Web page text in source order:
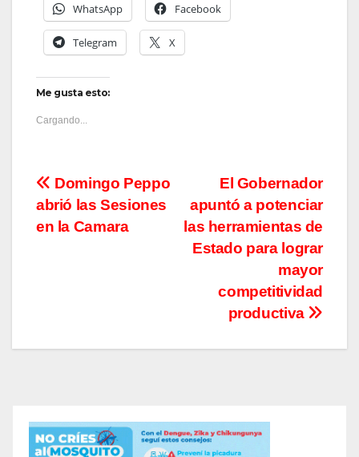
WhatsApp Facebook
Telegram X
Me gusta esto:
Cargando...
Navegación
de
El Gobernador
apuntó a potenciar
las herramientas de
Estado para lograr
mayor
competitividad
productiva
Domingo Peppo
abrió las Sesiones
en la Camara